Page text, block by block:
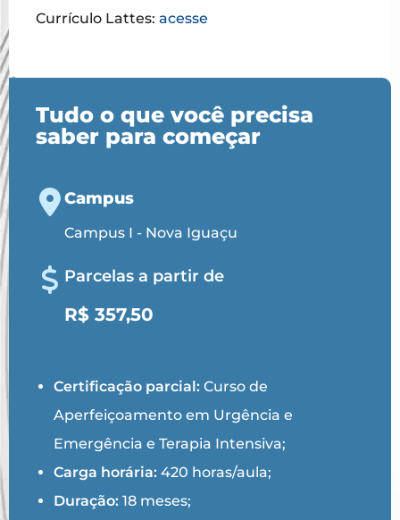
Currículo Lattes: acesse
Tudo o que você precisa
saber para começar
Campus
Campus I - Nova Iguaçu
Parcelas a partir de
R$ 357,50
Certificação parcial: Curso de
Aperfeiçoamento em Urgência e
Emergência e Terapia Intensiva;
Carga horária: 420 horas/aula;
Duração: 18 meses;